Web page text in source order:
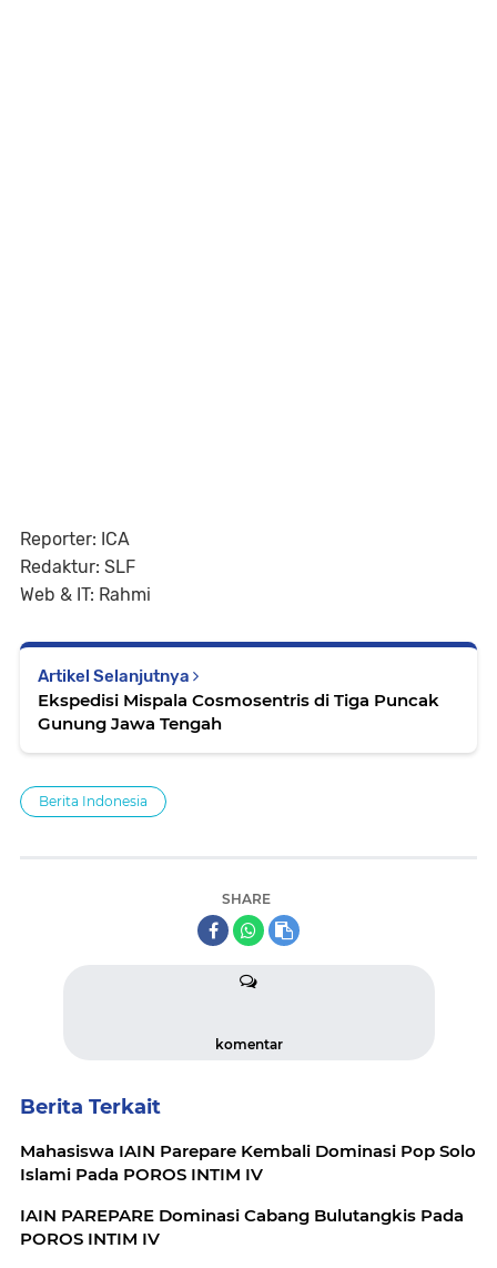
Reporter: ICA
Redaktur: SLF
Web & IT: Rahmi
Artikel Selanjutnya
Ekspedisi Mispala Cosmosentris di Tiga Puncak
Gunung Jawa Tengah
Berita Indonesia
SHARE
komentar
Berita Terkait
Mahasiswa IAIN Parepare Kembali Dominasi Pop Solo
Islami Pada POROS INTIM IV
IAIN PAREPARE Dominasi Cabang Bulutangkis Pada
POROS INTIM IV